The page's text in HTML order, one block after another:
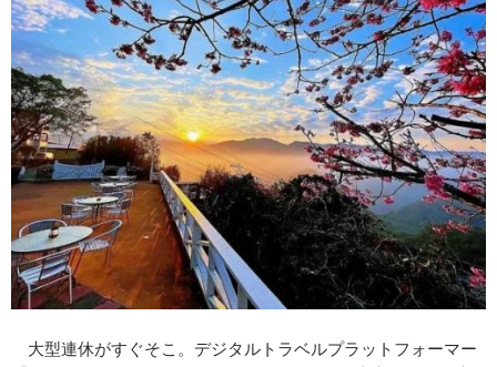
大型連休がすぐそこ。デジタルトラベルプラットフォーマー